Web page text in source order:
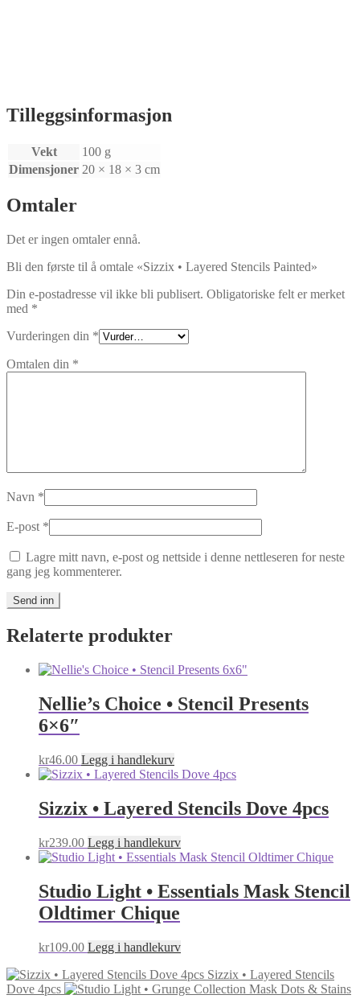
Tilleggsinformasjon
Vekt
100 g
Dimensjoner 20 × 18 × 3 cm
Omtaler
Det er ingen omtaler ennå.
Bli den første til å omtale «Sizzix • Layered Stencils Painted»
Din e-postadresse vil ikke bli publisert. Obligatoriske felt er merket
med *
Vurderingen din *
Omtalen din *
Navn *
E-post *
Lagre mitt navn, e-post og nettside i denne nettleseren for neste
gang jeg kommenterer.
Relaterte produkter
Nellie’s Choice • Stencil Presents
6×6″
kr46.00 Legg i handlekurv
Sizzix • Layered Stencils Dove 4pcs
kr239.00 Legg i handlekurv
Studio Light • Essentials Mask Stencil
Oldtimer Chique
kr109.00 Legg i handlekurv
Sizzix • Layered Stencils
Dove 4pcs